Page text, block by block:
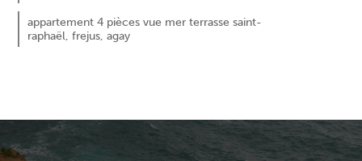
appartement 4 pièces vue mer terrasse saint-
raphaël, frejus, agay